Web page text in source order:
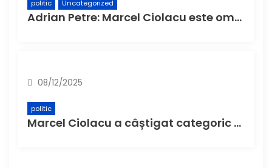
politic Uncategorized
Adrian Petre: Marcel Ciolacu este omul potrivit să asigure continuitatea la Consiliul Județean
08/12/2025
politic
Marcel Ciolacu a câștigat categoric șefia Consiliului Județean Buzău